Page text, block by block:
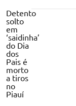
Detento
solto
em
‘saidinha’
do Dia
dos
Pais é
morto
a tiros
no
Piauí